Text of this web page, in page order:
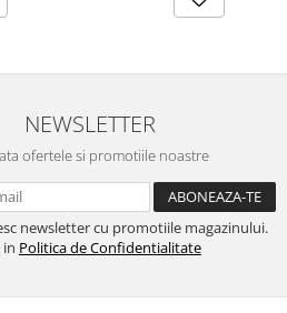
NEWSLETTER
ofertele si promotiile noastre
newsletter cu promotiile magazinului.
Politica de Confidentialitate